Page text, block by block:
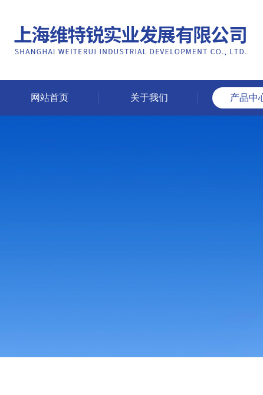
网站首页 关于我们 产品中